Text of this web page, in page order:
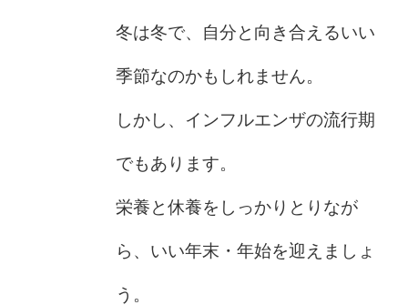
冬は冬で、自分と向き合えるいい
季節なのかもしれません。
しかし、インフルエンザの流行期
でもあります。
栄養と休養をしっかりとりなが
ら、いい年末・年始を迎えましょ
う。